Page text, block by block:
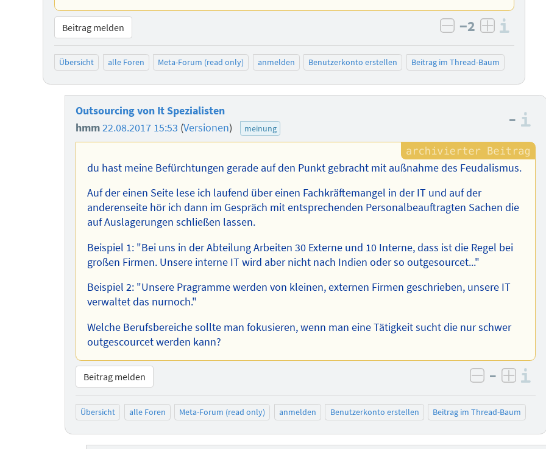
Beitrag melden negativ
−2 positiv
Übersicht alle Foren Meta-Forum (read only) anmelden Benutzerkonto erstellen Beitrag im Thread-Baum
Outsourcing von It Spezialisten
hmm22.08.2017 15:53 (Versionen) meinung –
du hast meine Befürchtungen gerade auf den Punkt gebracht mit außnahme des Feudalismus.
Auf der einen Seite lese ich laufend über einen Fachkräftemangel in der IT und auf der
anderenseite hör ich dann im Gespräch mit entsprechenden Personalbeauftragten Sachen die
auf Auslagerungen schließen lassen.
Beispiel 1: "Bei uns in der Abteilung Arbeiten 30 Externe und 10 Interne, dass ist die Regel bei
großen Firmen. Unsere interne IT wird aber nicht nach Indien oder so outgesourcet..."
Beispiel 2: "Unsere Pragramme werden von kleinen, externen Firmen geschrieben, unsere IT
verwaltet das nurnoch."
Welche Berufsbereiche sollte man fokusieren, wenn man eine Tätigkeit sucht die nur schwer
outgescourcet werden kann?
Beitrag melden negativ
–
Übersicht alle Foren Meta-Forum (read only) anmelden Benutzerkonto erstellen Beitrag im Thread-Baum